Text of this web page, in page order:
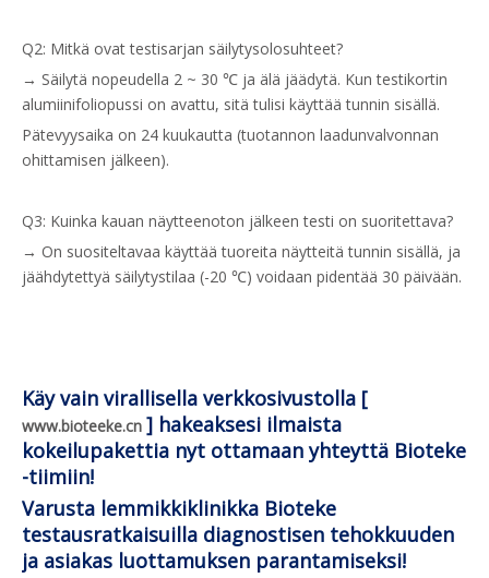
Q2: Mitkä ovat testisarjan säilytysolosuhteet?
→ Säilytä nopeudella 2 ~ 30 ℃ ja älä jäädytä. Kun testikortin
alumiinifoliopussi on avattu, sitä tulisi käyttää tunnin sisällä.
Pätevyysaika on 24 kuukautta (tuotannon laadunvalvonnan
ohittamisen jälkeen).
Q3: Kuinka kauan näytteenoton jälkeen testi on suoritettava?
→ On suositeltavaa käyttää tuoreita näytteitä tunnin sisällä, ja
jäähdytettyä säilytystilaa (-20 ℃) voidaan pidentää 30 päivään.
Käy vain virallisella verkkosivustolla [
www.bioteeke.cn ] hakeaksesi ilmaista
kokeilupakettia nyt ottamaan yhteyttä Bioteke
-tiimiin!
Varusta lemmikkiklinikka Bioteke
testausratkaisuilla diagnostisen tehokkuuden
ja asiakas luottamuksen parantamiseksi!